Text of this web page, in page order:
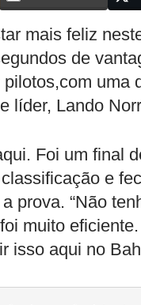
mais feliz
de
líder, Lando
Foi um final
e
prova. “Não
muito
isso aqui no